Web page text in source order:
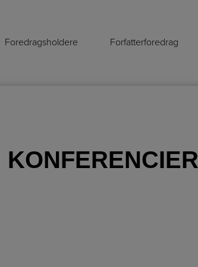
Foredragsholdere Forfatterforedrag
KONFERENCIER